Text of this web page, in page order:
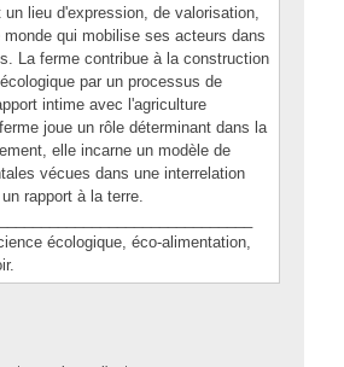
lieu d'expression, de valorisation,
qui mobilise ses acteurs dans
La ferme contribue à la construction
par un processus de
intime avec l'agriculture
joue un rôle déterminant dans la
elle incarne un modèle de
vécues dans une interrelation
rapport à la terre.
écologique, éco-alimentation,